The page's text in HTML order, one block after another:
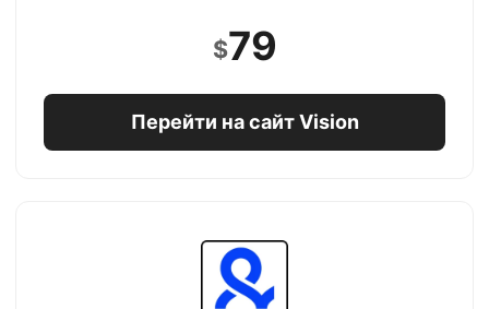
$79
Перейти на сайт Vision